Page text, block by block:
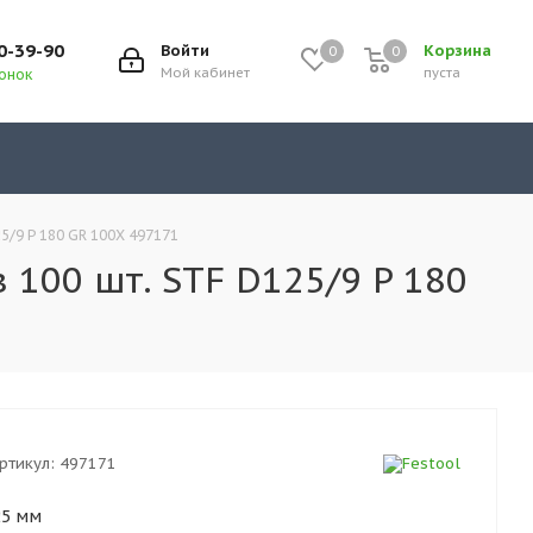
0 Корзина
0
пуста
0
Войти
Мой кабинет
39-90
P 180 GR 100X 497171
шт. STF D125/9 P 180
497171
мм